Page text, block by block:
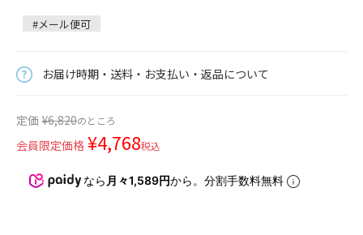
#メール便可
お届け時期・送料・お支払い・返品について
定価 ¥6,820のところ
会員限定価格 ¥4,768税込
なら 月々1,589円から。分割手数料無料